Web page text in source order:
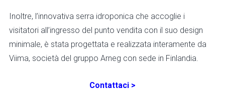
Inoltre, l’innovativa serra idroponica che accoglie i
visitatori all’ingresso del punto vendita con il suo design
minimale, è stata progettata e realizzata interamente da
Viima, società del gruppo Arneg con sede in Finlandia.
Contattaci >